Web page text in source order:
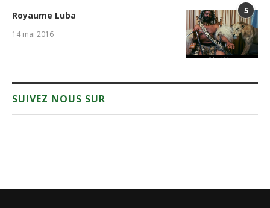
5
Royaume Luba
14 mai 2016
SUIVEZ NOUS SUR